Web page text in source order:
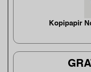
Kopipapir